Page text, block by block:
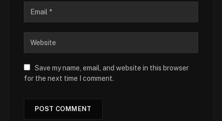
Save my name, email, and website in this browser
for the next time I comment.